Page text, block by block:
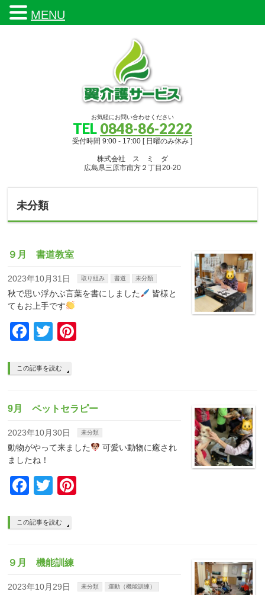
お気軽にお問い合わせください
TEL 0848-86-2222
受付時間 9:00 - 17:00 [ 日曜のみ休み ]
株式会社 ス ミ ダ
広島県三原市南方２丁目20-20
未分類
９月 書道教室
2023年10月31日 取り組み 書道 未分類
秋で思い浮かぶ言葉を書にしました
皆様と
てもお上手です
Facebook
Twitter
この記事を読む
9月 ペットセラピー
2023年10月30日 未分類
動物がやって来ました
可愛い動物に癒され
ましたね！
Facebook
Twitter
この記事を読む
９月 機能訓練
2023年10月29日 未分類 運動（機能訓練）
MENU